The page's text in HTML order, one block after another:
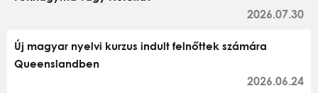
2026.07.30
Új magyar nyelvi kurzus indult felnőttek számára
Queenslandben
2026.06.24